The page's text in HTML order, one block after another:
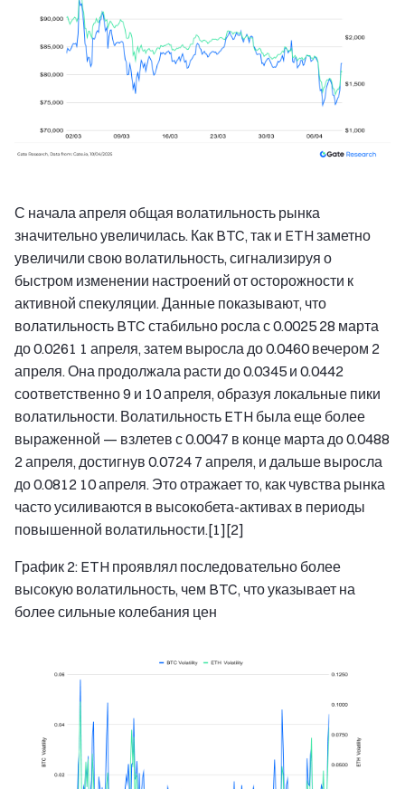
С начала апреля общая волатильность рынка
значительно увеличилась. Как BTC, так и ETH заметно
увеличили свою волатильность, сигнализируя о
быстром изменении настроений от осторожности к
активной спекуляции. Данные показывают, что
волатильность BTC стабильно росла с 0.0025 28 марта
до 0.0261 1 апреля, затем выросла до 0.0460 вечером 2
апреля. Она продолжала расти до 0.0345 и 0.0442
соответственно 9 и 10 апреля, образуя локальные пики
волатильности. Волатильность ETH была еще более
выраженной — взлетев с 0.0047 в конце марта до 0.0488
2 апреля, достигнув 0.0724 7 апреля, и дальше выросла
до 0.0812 10 апреля. Это отражает то, как чувства рынка
часто усиливаются в высокобета-активах в периоды
повышенной волатильности.[1][2]
График 2: ETH проявлял последовательно более
высокую волатильность, чем BTC, что указывает на
более сильные колебания цен